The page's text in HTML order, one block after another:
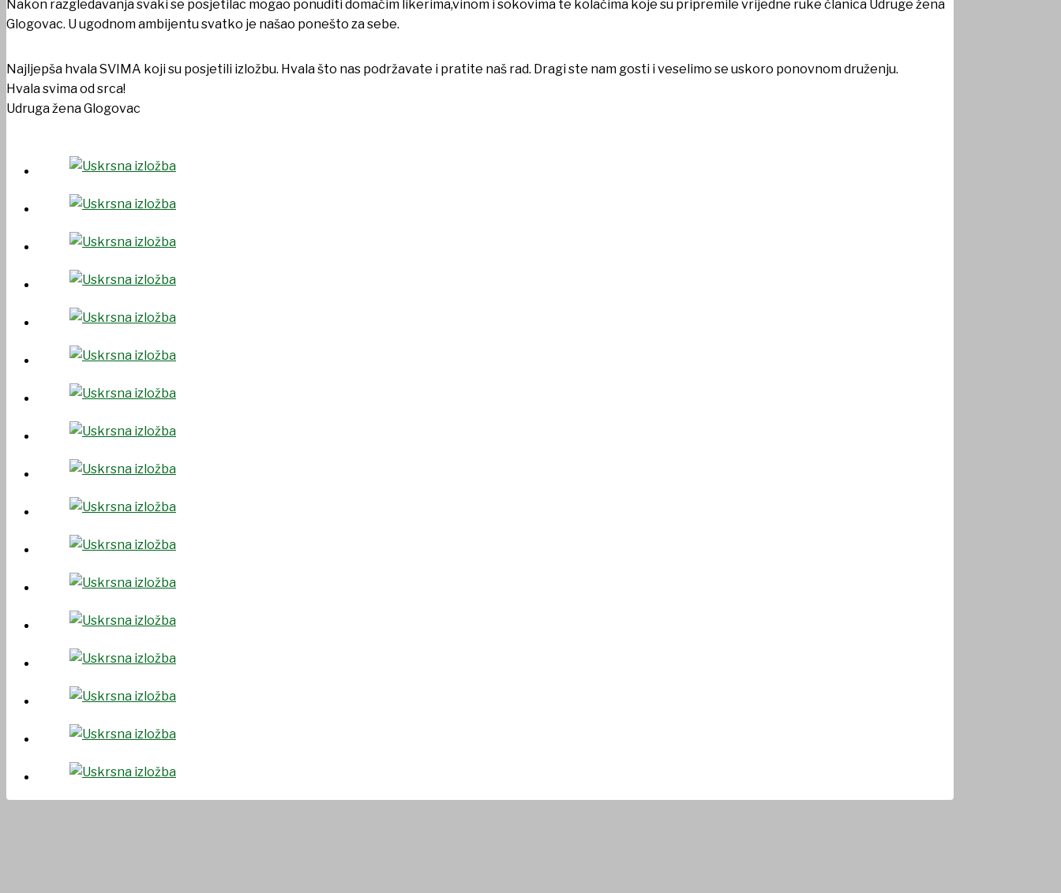
DOKUMENTI
Nakon razgledavanja svaki se posjetilac mogao ponuditi domaćim likerima,vinom i sokovima te kolačima koje su pripremile vrijedne ruke članica Udruge žena
Glogovac. U ugodnom ambijentu svatko je našao ponešto za sebe.
Najljepša hvala SVIMA koji su posjetili izložbu. Hvala što nas podržavate i pratite naš rad. Dragi ste nam gosti i veselimo se uskoro ponovnom druženju.
Hvala svima od srca!
Udruga žena Glogovac